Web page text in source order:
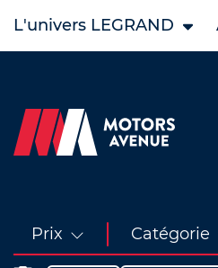
L'univers LEGRAND
Prix Catégorie